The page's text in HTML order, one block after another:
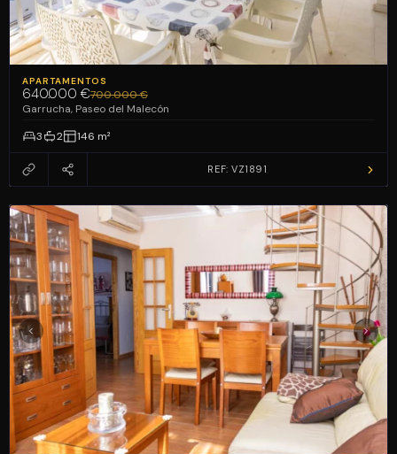
APARTAMENTOS
640.000 €700.000 €
Garrucha, Paseo del Malecón
3
2 146 m²
REF: VZ1891